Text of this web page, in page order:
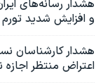
هشدار رسانه‌های
و افزایش شدید تورم
هشدار کارشناسان
اعتراض منتظر اجازه